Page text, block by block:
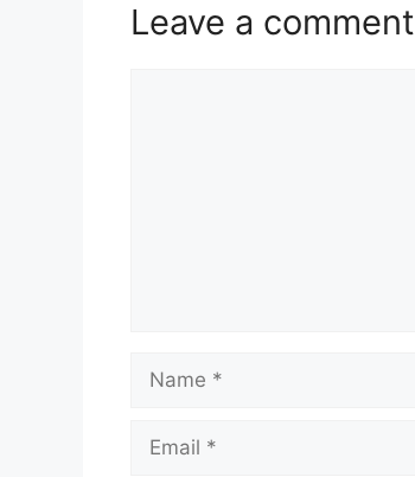
Leave a comment
Name
Email